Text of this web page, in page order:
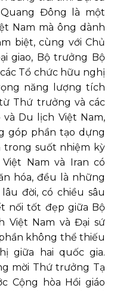
Đông là một
Nam mà ông dành
biệt, cùng với Chủ
giao, Bộ trưởng Bộ
Tổ chức hữu nghị
năng lượng tích
Thứ trưởng và các
Du lịch Việt Nam,
góp phần tạo dựng
trong suốt nhiệm kỳ
Nam và Iran có
hóa, đều là những
đời, có chiều sâu
nối tốt đẹp giữa Bộ
Việt Nam và Đại sứ
không thể thiếu
giữa hai quốc gia.
mời Thứ trưởng Tạ
Cộng hòa Hồi giáo